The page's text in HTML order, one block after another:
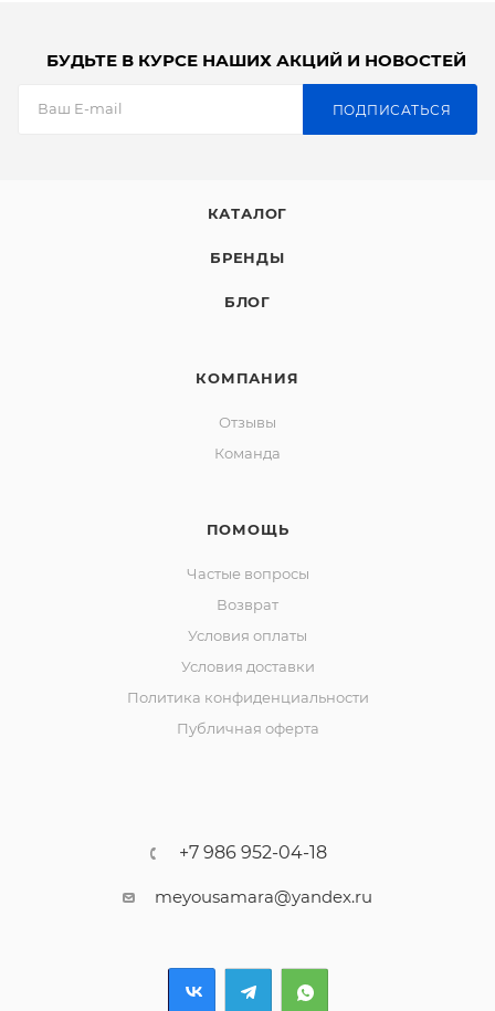
БУДЬТЕ В КУРСЕ НАШИХ АКЦИЙ И НОВОСТЕЙ
ПОДПИСАТЬСЯ
КАТАЛОГ
БРЕНДЫ
БЛОГ
КОМПАНИЯ
Отзывы
Команда
ПОМОЩЬ
Частые вопросы
Возврат
Условия оплаты
Условия доставки
Политика конфиденциальности
Публичная оферта
+7 986 952-04-18
meyousamara@yandex.ru